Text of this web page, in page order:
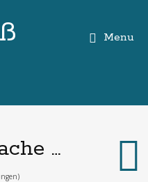
Menu
…